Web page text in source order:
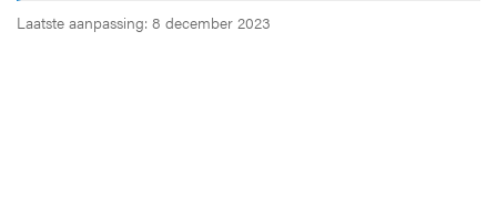
Laatste aanpassing: 8 december 2023